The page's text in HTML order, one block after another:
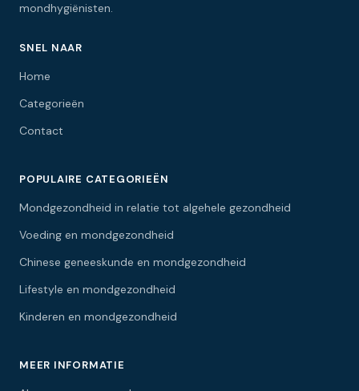
mondhygiënisten.
SNEL NAAR
Home
Categorieën
Contact
POPULAIRE CATEGORIEËN
Mondgezondheid in relatie tot algehele gezondheid
Voeding en mondgezondheid
Chinese geneeskunde en mondgezondheid
Lifestyle en mondgezondheid
Kinderen en mondgezondheid
MEER INFORMATIE